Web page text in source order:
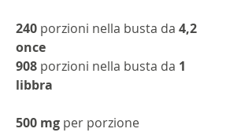
240 porzioni nella busta da 4,2
once
908 porzioni nella busta da 1
libbra
500 mg per porzione